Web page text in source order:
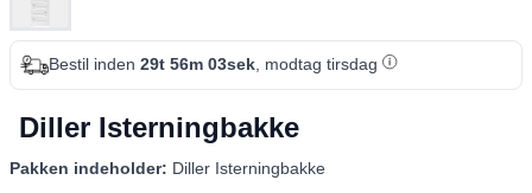
Bestil inden 29t 56m 03sek, modtag tirsdag
Diller Isterningbakke
Pakken indeholder: Diller Isterningbakke